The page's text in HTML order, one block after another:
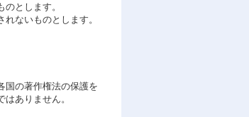
とします。
ないものとします。
国の著作権法の保護を
ありません。